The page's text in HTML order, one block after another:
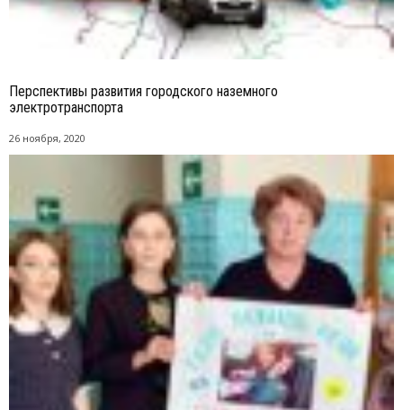
Перспективы развития городского наземного
электротранспорта
26 ноября, 2020